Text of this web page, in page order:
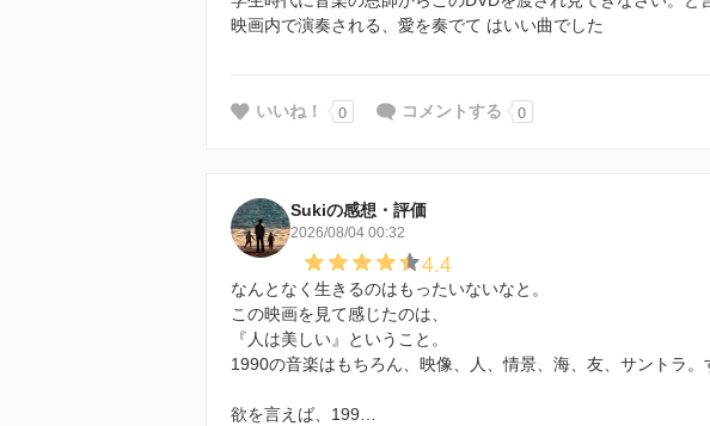
映画内で演奏される、愛を奏でて はいい曲でした
いいね！ 0 コメントする 0
Sukiの感想・評価
2026/08/04 00:32
4.4
なんとなく生きるのはもったいないなと。
この映画を見て感じたのは、
『人は美しい』ということ。
1990の音楽はもちろん、映像、人、情景、海、友、サントラ。
欲を言えば、199…